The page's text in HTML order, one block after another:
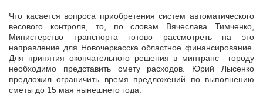
Что касается вопроса приобретения систем автоматического
весового контроля, то, по словам Вячеслава Тимченко,
Министерство транспорта готово рассмотреть на это
направление для Новочеркасска областное финансирование.
Для принятия окончательного решения в минтранс городу
необходимо представить смету расходов. Юрий Лысенко
предложил ограничить время предложений по выполнению
сметы до 15 мая нынешнего года.